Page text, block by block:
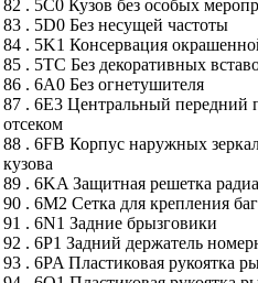
82 . 5C0 Кузов без особых
83 . 5D0 Без несущей частоты
84 . 5K1 Консервация
85 . 5TC Без декоративных
86 . 6A0 Без огнетушителя
87 . 6E3 Центральный передний
отсеком
88 . 6FB Корпус наружных
кузова
89 . 6KA Защитная решетка
90 . 6M2 Сетка для крепления
91 . 6N1 Задние брызговики
92 . 6P1 Задний держатель
93 . 6PA Пластиковая рукоятка